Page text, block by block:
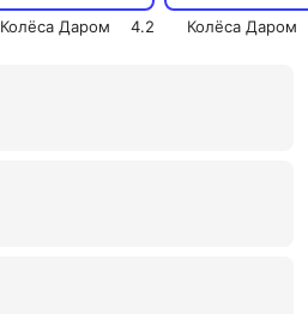
Колёса Даром
4.2
Колёса Даром